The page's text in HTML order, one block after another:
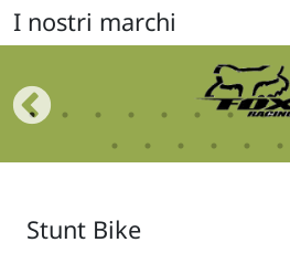
I nostri marchi
Stunt Bike